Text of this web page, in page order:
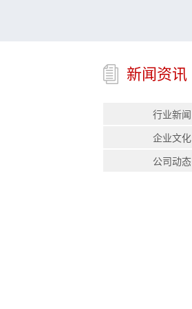
新闻资讯
行业新闻
企业文化
公司动态